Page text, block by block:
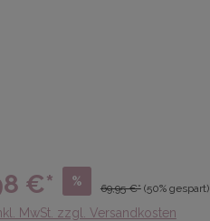
€* %
69,95 €* (50% gespart)
MwSt. zzgl. Versandkosten